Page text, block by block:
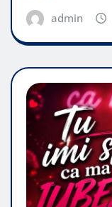
admin